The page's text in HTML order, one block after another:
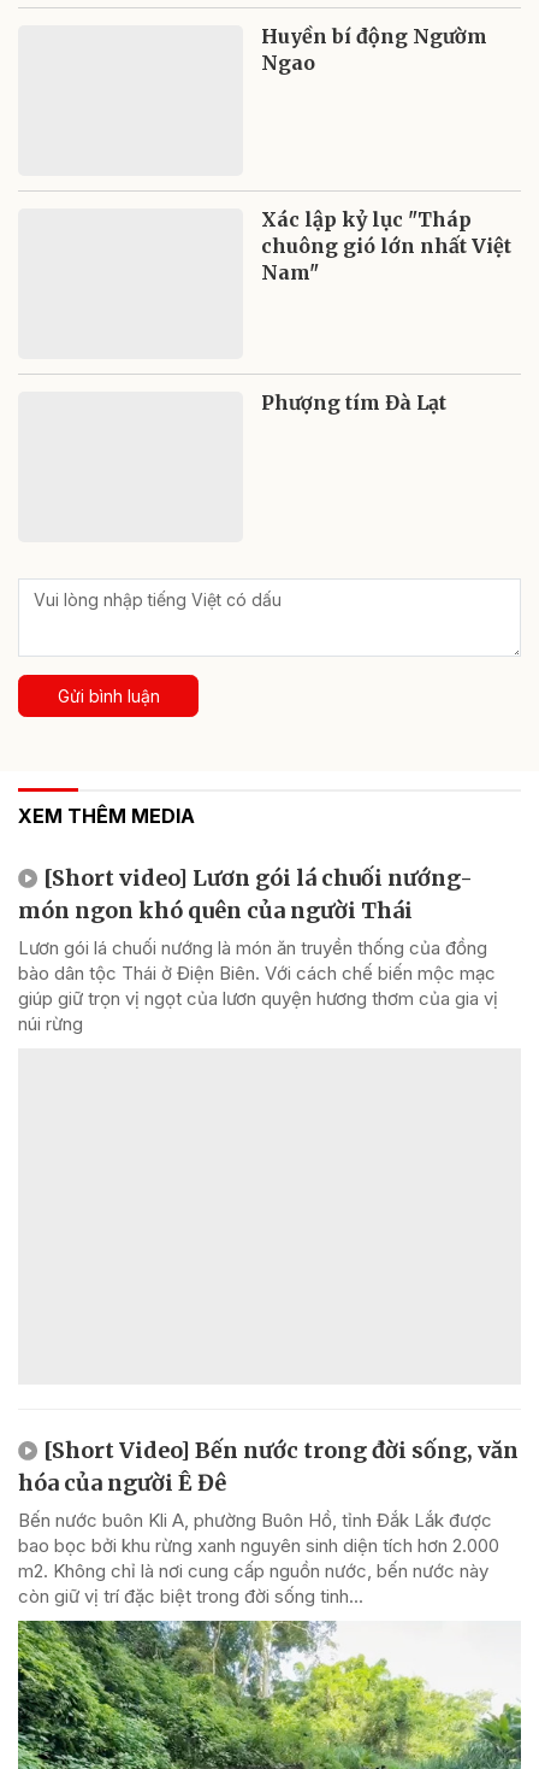
Huyền bí động Ngườm
Ngao
Xác lập kỷ lục "Tháp
chuông gió lớn nhất Việt
Nam"
Phượng tím Đà Lạt
Gửi bình luận
XEM THÊM MEDIA
[Short video] Lươn gói lá chuối nướng-
món ngon khó quên của người Thái
Lươn gói lá chuối nướng là món ăn truyền thống của đồng
bào dân tộc Thái ở Điện Biên. Với cách chế biến mộc mạc
giúp giữ trọn vị ngọt của lươn quyện hương thơm của gia vị
núi rừng
[Short Video] Bến nước trong đời sống, văn
hóa của người Ê Đê
Bến nước buôn Kli A, phường Buôn Hồ, tỉnh Đắk Lắk được
bao bọc bởi khu rừng xanh nguyên sinh diện tích hơn 2.000
m2. Không chỉ là nơi cung cấp nguồn nước, bến nước này
còn giữ vị trí đặc biệt trong đời sống tinh...